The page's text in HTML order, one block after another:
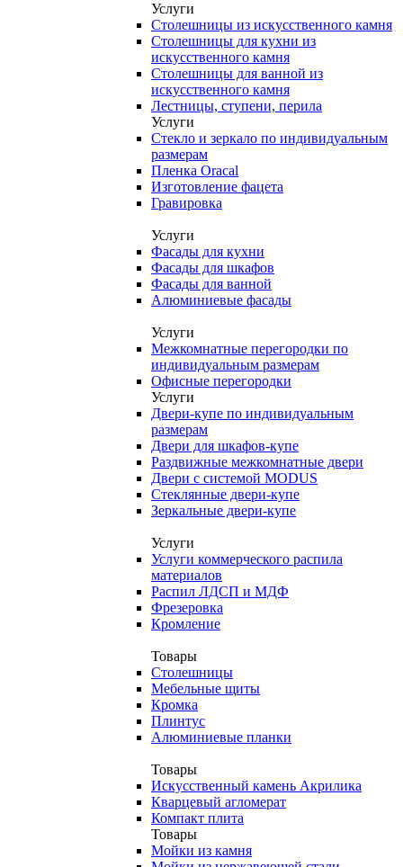
Услуги
Столешницы из искусственного камня
Столешницы для кухни из
искусственного камня
Столешницы для ванной из
искусственного камня
Лестницы, ступени, перила
Услуги
Стекло и зеркало по индивидуальным
размерам
Пленка Oracal
Изготовление фацета
Гравировка
Услуги
Фасады для кухни
Фасады для шкафов
Фасады для ванной
Алюминиевые фасады
Услуги
Межкомнатные перегородки по
индивидуальным размерам
Офисные перегородки
Услуги
Двери-купе по индивидуальным
размерам
Двери для шкафов-купе
Раздвижные межкомнатные двери
Двери с системой MODUS
Стеклянные двери-купе
Зеркальные двери-купе
Услуги
Услуги коммерческого распила
материалов
Распил ЛДСП и МДФ
Фрезеровка
Кромление
Товары
Столешницы
Мебельные щиты
Кромка
Плинтус
Алюминиевые планки
Товары
Искусственный камень Акрилика
Кварцевый агломерат
Компакт плита
Товары
Мойки из камня